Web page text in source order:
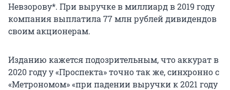
Невзорову*. При выручке в миллиард в 2019 году
компания выплатила 77 млн рублей дивидендов
своим акционерам.
Изданию кажется подозрительным, что аккурат в
2020 году у «Проспекта» точно так же, синхронно с
«Метрономом» «при падении выручки к 2021 году